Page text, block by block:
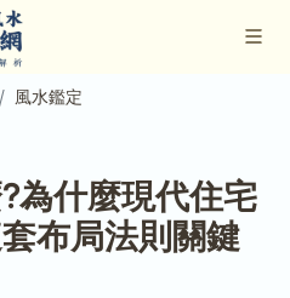
風水鑑定
為什麼現代住宅
布局法則關鍵